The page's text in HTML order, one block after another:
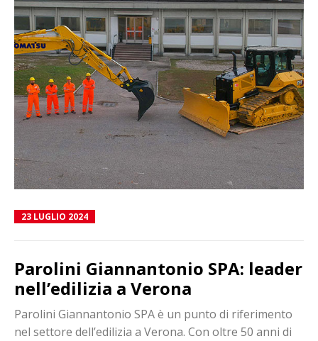
23 LUGLIO 2024
Parolini Giannantonio SPA: leader
nell’edilizia a Verona
Parolini Giannantonio SPA è un punto di riferimento
nel settore dell’edilizia a Verona. Con oltre 50 anni di